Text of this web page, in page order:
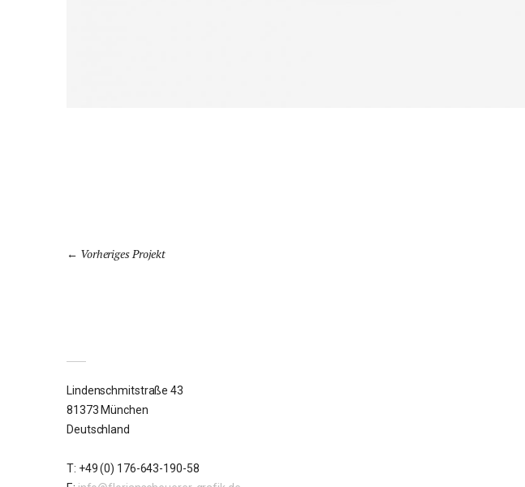
Vorheriges Projekt
Lindenschmitstraße 43
81373 München
Deutschland
T: +49 (0) 176-643-190-58